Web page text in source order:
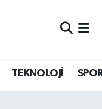
TEKNOLOJİ